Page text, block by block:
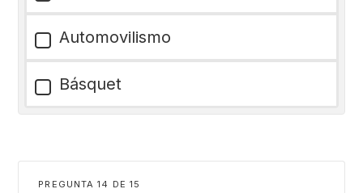
Automovilismo
Básquet
PREGUNTA DE 15